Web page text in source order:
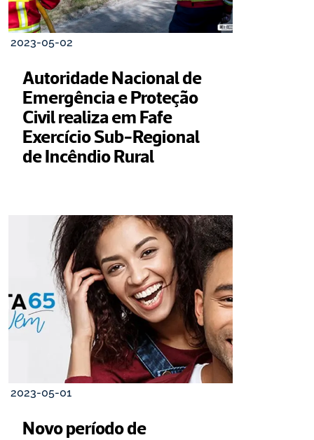
2023-05-02
Autoridade Nacional de
Emergência e Proteção
Civil realiza em Fafe
Exercício Sub-Regional
2023-05-01
Novo período de